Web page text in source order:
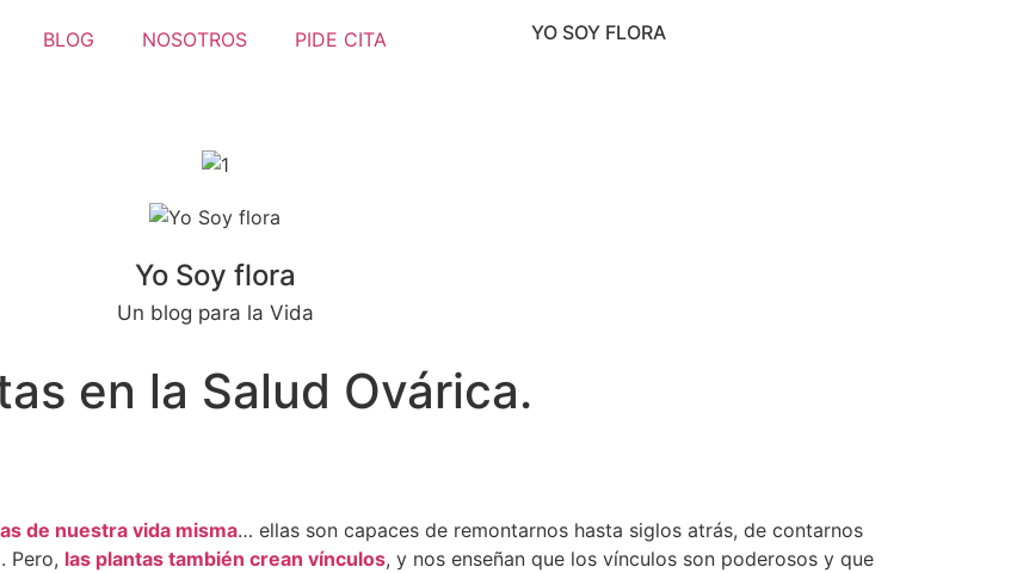
BLOG NOSOTROS PIDE CITA YO SOY FLORA
Yo Soy flora
Un blog para la Vida
en la Salud Ovárica.
de nuestra vida misma… ellas son capaces de remontarnos hasta siglos atrás, de contarnos
Pero, las plantas también crean vínculos, y nos enseñan que los vínculos son poderosos y que